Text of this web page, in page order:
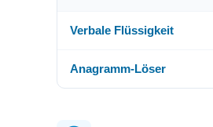
Verbale Flüssigkeit
Anagramm-Löser